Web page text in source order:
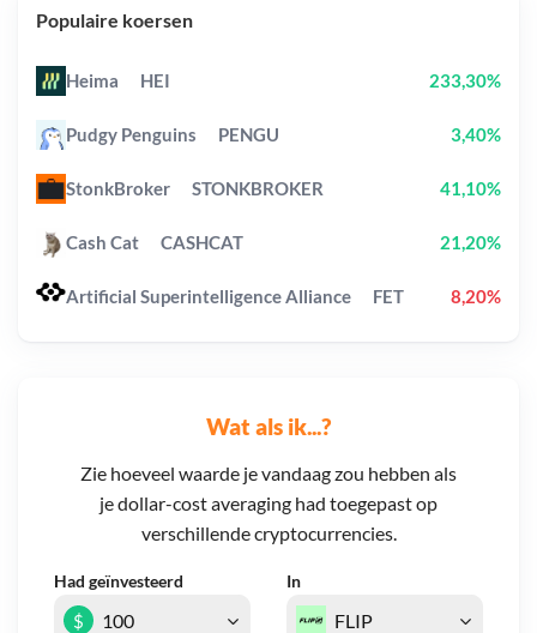
Wat als ik...?
Zie hoeveel waarde je vandaag zou hebben als
je dollar-cost averaging had toegepast op
verschillende cryptocurrencies.
Had geïnvesteerd In
$
Populaire koersen
Heima HEI 233,30%
Pudgy Penguins PENGU 3,40%
StonkBroker STONKBROKER 41,10%
Cash Cat CASHCAT 21,20%
Artificial Superintelligence Alliance FET 8,20%